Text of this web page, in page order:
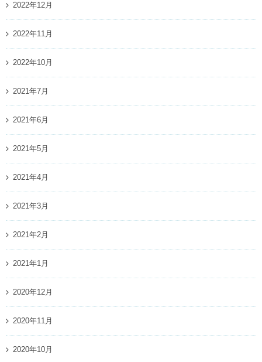
2022年12月
2022年11月
2022年10月
2021年7月
2021年6月
2021年5月
2021年4月
2021年3月
2021年2月
2021年1月
2020年12月
2020年11月
2020年10月